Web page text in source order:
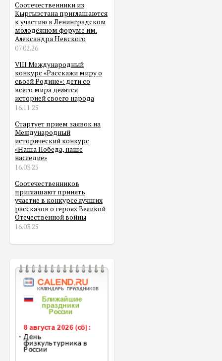
Соотечественники из
Кыргызстана приглашаются
к участию в Ленинградском
молодёжном форуме им.
Александра Невского
07.02.26
VIII Международный
конкурс «Расскажи миру о
своей Родине»: дети со
всего мира делятся
историей своего народа
16.11.25
Стартует прием заявок на
Международный
исторический конкурс
«Наша Победа, наше
наследие»
16.03.25
Соотечественников
приглашают принять
участие в конкурсе лучших
рассказов о героях Великой
Отечественной войны
16.03.25